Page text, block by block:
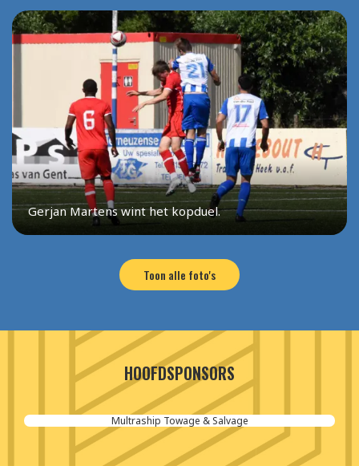
Gerjan Martens wint het kopduel.
Toon alle foto's
HOOFDSPONSORS
Aannemersbedrijf van der Poel